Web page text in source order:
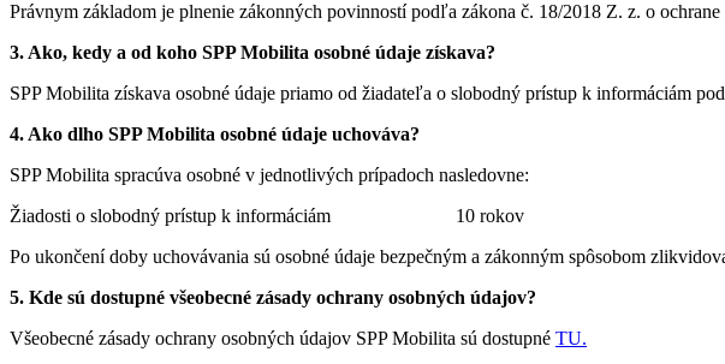
Právnym základom je plnenie zákonných povinností podľa zákona č. 18/2018 Z. z. o
3. Ako, kedy a od koho SPP Mobilita osobné údaje získava?
SPP Mobilita získava osobné údaje priamo od žiadateľa o slobodný prístup k informáciám
4. Ako dlho SPP Mobilita osobné údaje uchováva?
SPP Mobilita spracúva osobné v jednotlivých prípadoch nasledovne:
Žiadosti o slobodný prístup k informáciám 10 rokov
Po ukončení doby uchovávania sú osobné údaje bezpečným a zákonným spôsobom
5. Kde sú dostupné všeobecné zásady ochrany osobných údajov?
Všeobecné zásady ochrany osobných údajov SPP Mobilita sú dostupné TU.